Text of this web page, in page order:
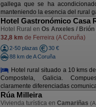
gallega que se ha
manteniendo la esencia del rural
Hotel Gastronómico Casa
Hotel Rural en Os Anxeles / Brión
32,8 km de Ferreira (A Coruña)
2-50 plazas
30 €
88 km de A Coruña
Hotel rural situado a 10 kms
Compostela, Galicia.
claramente diferenciadas
Rúa Milleira
Vivienda turística en Camariñas